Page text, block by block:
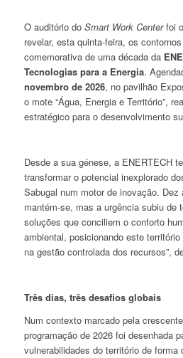
O auditório do Smart Work Centerfoi
revelar, esta quinta-feira, os
comemorativa de uma década da
Tecnologias para a Energia.
novembro de 2026, no pavilhão
o mote “Água, Energia e Território”,
estratégico para o desenvolvimento
Desde a sua génese, a ENERTECH
transformar o potencial inexplorado
Sabugal num motor de inovação.
mantém-se, mas a urgência subiu de
soluções que conciliem o conforto
ambiental, posicionando este
na gestão controlada dos recursos”,
Três dias, três desafios globais
Num contexto marcado pela
programação de 2026 foi desenhada
vulnerabilidades do território de forma